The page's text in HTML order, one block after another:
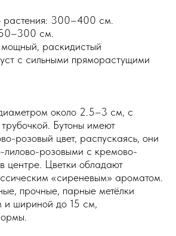
растения: 300–400 см.
см.
раскидистый
с сильными пряморастущими
около 2.5–3 см, с
Бутоны имеют
розовый цвет, распускаясь, они
лилово-розовыми с кремово-
центре. Цветки обладают
«сиреневым» ароматом.
прочные, парные метёлки
шириной до 15 см,